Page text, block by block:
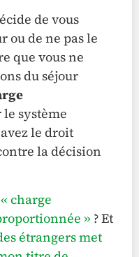
de vous
ou de ne pas le
que vous ne
du séjour
le système
le droit
la décision
charge
» ? Et
étrangers met